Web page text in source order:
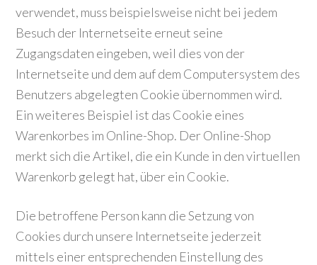
verwendet, muss beispielsweise nicht bei jedem
Besuch der Internetseite erneut seine
Zugangsdaten eingeben, weil dies von der
Internetseite und dem auf dem Computersystem des
Benutzers abgelegten Cookie übernommen wird.
Ein weiteres Beispiel ist das Cookie eines
Warenkorbes im Online-Shop. Der Online-Shop
merkt sich die Artikel, die ein Kunde in den virtuellen
Warenkorb gelegt hat, über ein Cookie.
Die betroffene Person kann die Setzung von
Cookies durch unsere Internetseite jederzeit
mittels einer entsprechenden Einstellung des